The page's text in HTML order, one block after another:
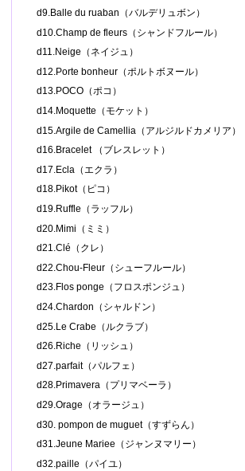
d9.Balle du ruaban（バルデリュボン）
d10.Champ de fleurs（シャンドフルール）
d11.Neige（ネイジュ）
d12.Porte bonheur（ポルトボヌール）
d13.POCO（ポコ）
d14.Moquette（モケット）
d15.Argile de Camellia（アルジルドカメリア）
d16.Bracelet （ブレスレット）
d17.Ecla（エクラ）
d18.Pikot（ピコ）
d19.Ruffle（ラッフル）
d20.Mimi（ミミ）
d21.Clé（クレ）
d22.Chou-Fleur（シューフルール）
d23.Flos ponge（フロスポンジュ）
d24.Chardon（シャルドン）
d25.Le Crabe（ルクラブ）
d26.Riche（リッシュ）
d27.parfait（パルフェ）
d28.Primavera（プリマベーラ）
d29.Orage（オラージュ）
d30. pompon de muguet（すずらん）
d31.Jeune Mariee（ジャンヌマリー）
d32.paille（パイユ）